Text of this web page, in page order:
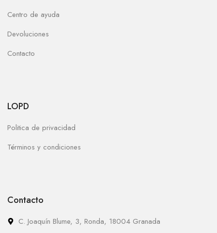
Centro de ayuda
Devoluciones
Contacto
LOPD
Politica de privacidad
Términos y condiciones
Contacto
C. Joaquín Blume, 3, Ronda, 18004 Granada